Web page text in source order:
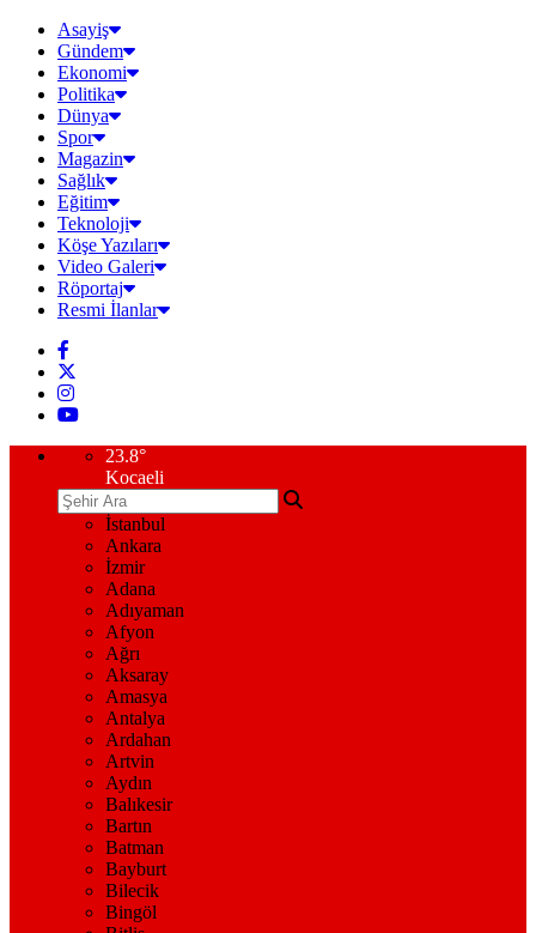
Asayiş
Gündem
Ekonomi
Politika
Dünya
Spor
Magazin
Sağlık
Eğitim
Teknoloji
Köşe Yazıları
Video Galeri
Röportaj
Resmi İlanlar
23.8°
Kocaeli
İstanbul
Ankara
İzmir
Adana
Adıyaman
Afyon
Ağrı
Aksaray
Amasya
Antalya
Ardahan
Artvin
Aydın
Balıkesir
Bartın
Batman
Bayburt
Bilecik
Bingöl